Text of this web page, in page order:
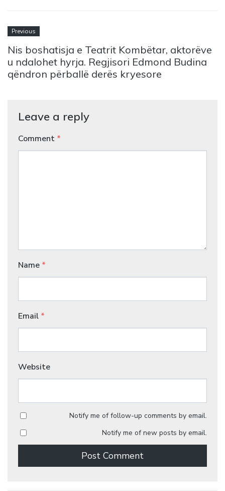
Previous
Nis boshatisja e Teatrit Kombëtar, aktorëve
u ndalohet hyrja. Regjisori Edmond Budina
qëndron përballë derës kryesore
Leave a reply
Comment *
Name *
Email *
Website
Notify me of follow-up comments by email.
Notify me of new posts by email.